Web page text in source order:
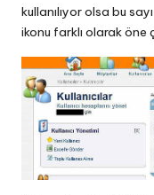
kullanılıyor olsa bu
ikonu farklı olarak öne